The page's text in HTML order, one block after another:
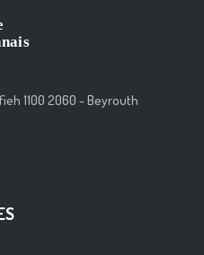
1100 2060 - Beyrouth